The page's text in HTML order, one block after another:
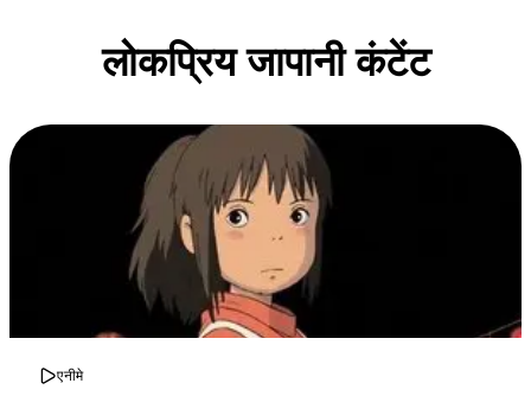
लोकप्रिय जापानी कंटेंट
एनीमे